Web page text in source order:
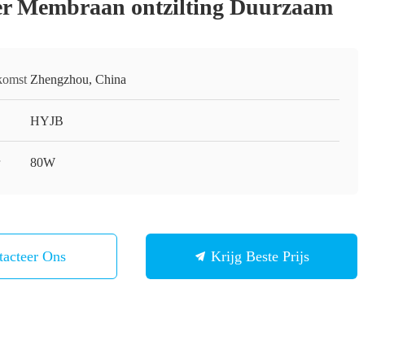
Membraan ontzilting Duurzaam
Zhengzhou, China
HYJB
80W
Ons Krijg Beste Prijs